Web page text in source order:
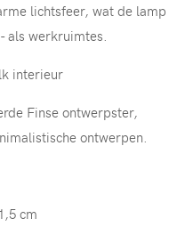
lichtsfeer, wat de lamp
als werkruimtes.
interieur
Finse ontwerpster,
ontwerpen.
cm